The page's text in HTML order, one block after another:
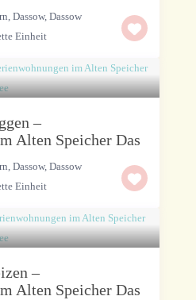
Dassow,Dassow
Einheit
–
Alten Speicher Das
Dassow,Dassow
Einheit
–
Alten Speicher Das